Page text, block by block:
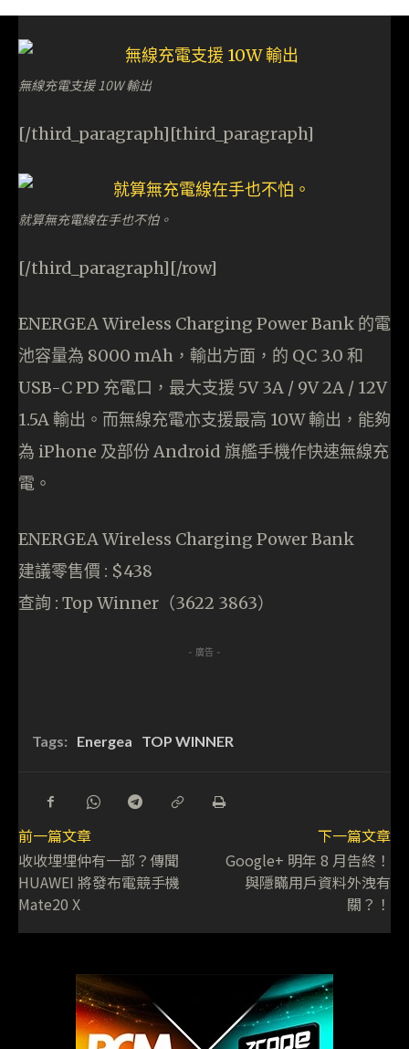
無線充電支援 10W 輸出
[/third_paragraph][third_paragraph]
就算無充電線在手也不怕。
[/third_paragraph][/row]
ENERGEA Wireless Charging Power Bank 的電
池容量為 8000 mAh，輸出方面，的 QC 3.0 和
USB-C PD 充電口，最大支援 5V 3A / 9V 2A / 12V
1.5A 輸出。而無線充電亦支援最高 10W 輸出，能夠
為 iPhone 及部份 Android 旗艦手機作快速無線充
電。
ENERGEA Wireless Charging Power Bank
建議零售價 : $438
查詢 : Top Winner（3622 3863）
- 廣告 -
Tags: Energea TOP WINNER
前一篇文章
收收埋埋仲有一部？傳聞
HUAWEI 將發布電競手機
Mate20 X
下一篇文章
Google+ 明年 8 月告終！
與隱瞞用戶資料外洩有
關？！